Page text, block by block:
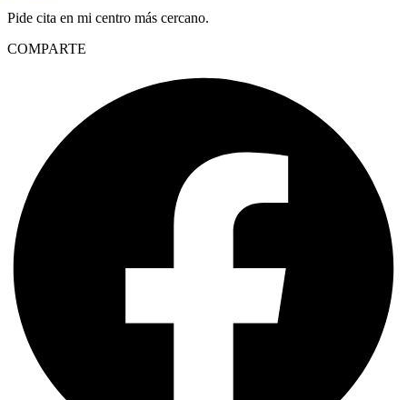
Pide cita en mi centro más cercano.
COMPARTE